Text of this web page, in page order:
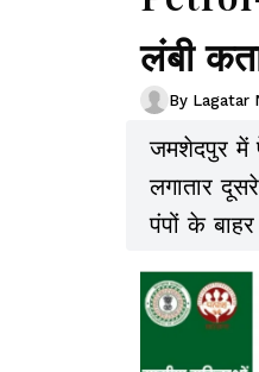
लंबी
By Lagatar
जमशेदपुर में
लगातार
पंपों के